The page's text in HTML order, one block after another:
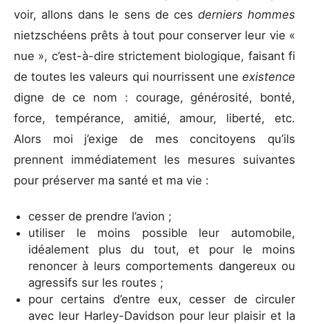
voir, allons dans le sens de ces derniers hommes
nietzschéens prêts à tout pour conserver leur vie «
nue », c’est-à-dire strictement biologique, faisant fi
de toutes les valeurs qui nourrissent une existence
digne de ce nom : courage, générosité, bonté,
force, tempérance, amitié, amour, liberté, etc.
Alors moi j’exige de mes concitoyens qu’ils
prennent immédiatement les mesures suivantes
pour préserver ma santé et ma vie :
cesser de prendre l’avion ;
utiliser le moins possible leur automobile,
idéalement plus du tout, et pour le moins
renoncer à leurs comportements dangereux ou
agressifs sur les routes ;
pour certains d’entre eux, cesser de circuler
avec leur Harley-Davidson pour leur plaisir et la